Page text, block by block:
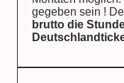
gegeben sein !
brutto die